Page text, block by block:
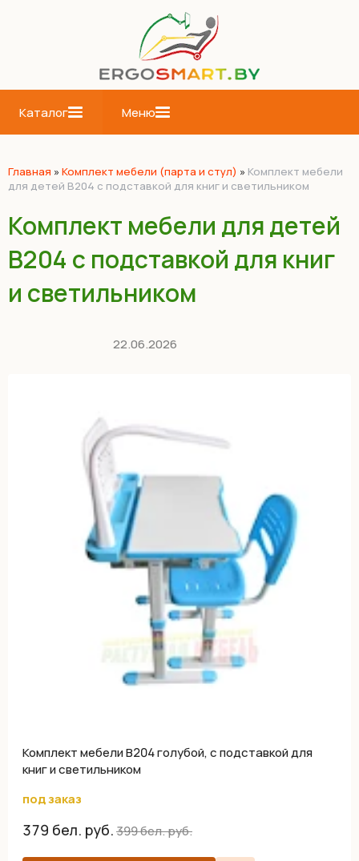
Каталог Меню
Главная » Комплект мебели (парта и стул) » Комплект мебели
для детей B204 с подставкой для книг и светильником
Комплект мебели для детей
B204 с подставкой для книг
и светильником
22.06.2026
Комплект мебели B204 голубой, с подставкой для
книг и светильником
под заказ
379 бел. руб.399бел. руб.